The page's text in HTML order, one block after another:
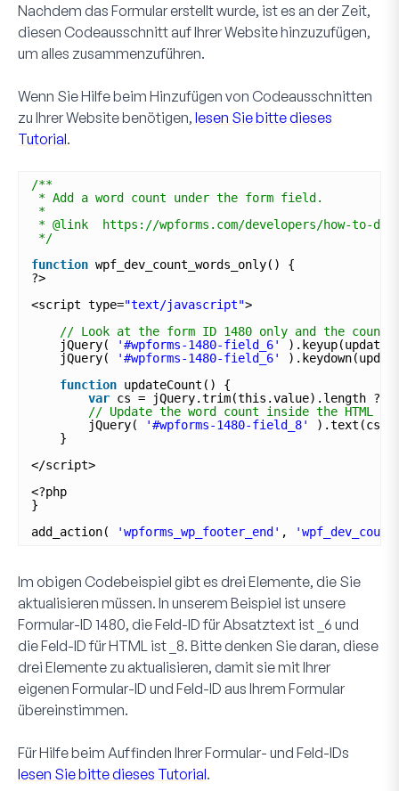
Nachdem das Formular erstellt wurde, ist es an der Zeit,
diesen Codeausschnitt auf Ihrer Website hinzuzufügen,
um alles zusammenzuführen.
Wenn Sie Hilfe beim Hinzufügen von Codeausschnitten
zu Ihrer Website benötigen, lesen Sie bitte dieses
Tutorial.
/**
* Add a word count under the form field.
*
* @link  https://wpforms.com/developers/how-to-
*/
function wpf_dev_count_words_only() {
?>
<script type="text/javascript">
// Look at the form ID 1480 only and the count
jQuery(
'#wpforms-1480-field_6'
jQuery(
'#wpforms-1480-field_6'
function updateCount() {
var cs = jQuery.trim(this.value).length ?
// Update the word count inside the HTML
jQuery(
'#wpforms-1480-field_8'
).text(cs);
}
</script>
<?php
}
add_action(
'wpforms_wp_footer_end' ,
Im obigen Codebeispiel gibt es drei Elemente, die Sie
aktualisieren müssen. In unserem Beispiel ist unsere
Formular-ID 1480, die Feld-ID für Absatztext ist _6 und
die Feld-ID fürHTML ist _8. Bitte denken Sie daran, diese
drei Elemente zu aktualisieren, damit sie mit Ihrer
eigenen Formular-ID und Feld-ID aus Ihrem Formular
übereinstimmen.
Für Hilfe beim Auffinden Ihrer Formular- und Feld-IDs
lesen Sie bitte dieses Tutorial.